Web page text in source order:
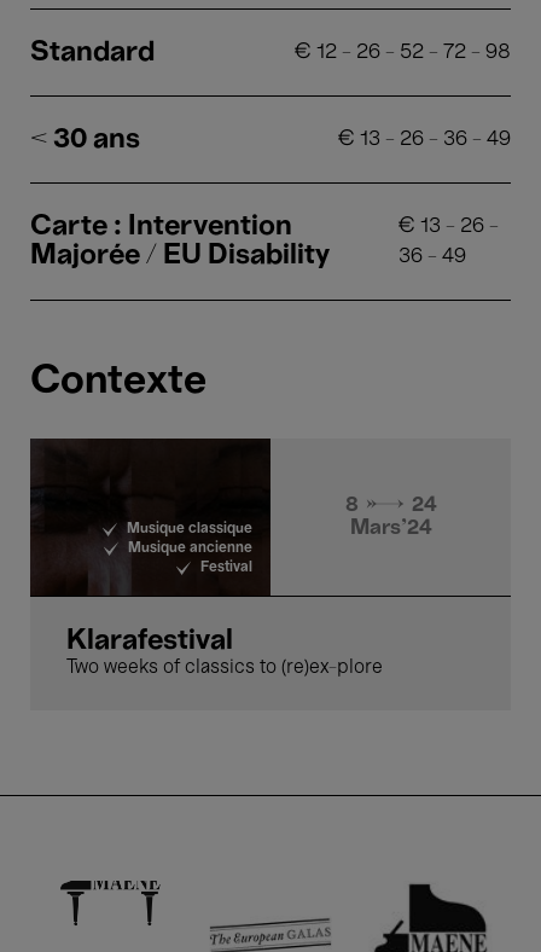
Standard € 12 - 26 - 52 - 72 - 98
< 30 ans € 13 - 26 - 36 - 49
Carte : Intervention
Majorée / EU Disability
€ 13 - 26 -
36 -49
Contexte
Musique classique
Musique ancienne
Festival
8 → 24
Mars'24
Klarafestival
Two weeks of classics to (re)ex-plore
The European